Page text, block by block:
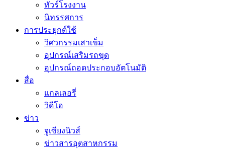
ทัวร์โรงงาน
นิทรรศการ
การประยุกต์ใช้
วิศวกรรมเสาเข็ม
อุปกรณ์เสริมรถขุด
อุปกรณ์ถอดประกอบอัตโนมัติ
สื่อ
แกลเลอรี่
วิดีโอ
ข่าว
จูเซียงนิวส์
ข่าวสารอุตสาหกรรม